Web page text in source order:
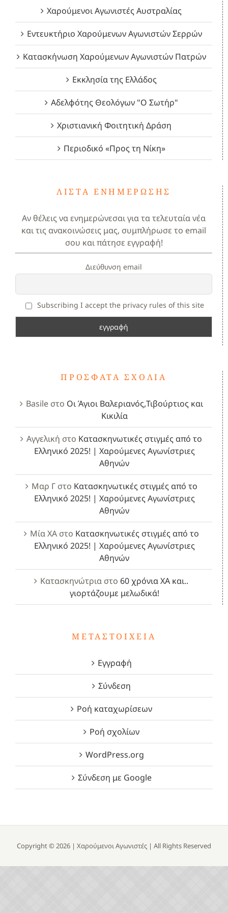
Χαρούμενοι Αγωνιστές Αυστραλίας
Εντευκτήριο Χαρούμενων Αγωνιστών Σερρών
Κατασκήνωση Χαρούμενων Αγωνιστών Πατρών
Εκκλησία της Ελλάδος
Αδελφότης Θεολόγων "Ο Σωτήρ"
Χριστιανική Φοιτητική Δράση
Περιοδικό «Προς τη Νίκη»
ΛΊΣΤΑ ΕΝΗΜΈΡΩΣΗΣ
Αν θέλεις να ενημερώνεσαι για τα τελευταία νέα
και τις ανακοινώσεις μας, συμπλήρωσε το email
σου και πάτησε εγγραφή!
Διεύθυνση email
Subscribing I accept the privacy rules of this site
ΠΡΌΣΦΑΤΑ ΣΧΌΛΙΑ
Basileστο Οι Άγιοι Βαλεριανός,Τιβούρτιος και
Κικιλία
Αγγελική στο Κατασκηνωτικές στιγμές από το
Ελληνικό 2025! | Χαρούμενες Αγωνίστριες
Αθηνών
Μαρ Γστο Κατασκηνωτικές στιγμές από το
Ελληνικό 2025! | Χαρούμενες Αγωνίστριες
Αθηνών
Μία ΧΑστο Κατασκηνωτικές στιγμές από το
Ελληνικό 2025! | Χαρούμενες Αγωνίστριες
Αθηνών
Κατασκηνώτρια στο 60 χρόνια ΧΑ και..
γιορτάζουμε μελωδικά!
ΜΕΤΑΣΤΟΙΧΕΊΑ
Εγγραφή
Σύνδεση
Ροή καταχωρίσεων
Ροή σχολίων
WordPress.org
Σύνδεση με Google
Copyright © 2026 | Χαρούμενοι Αγωνιστές | All Rights Reserved